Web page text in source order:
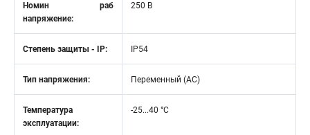
Номин раб
напряжение:
250 В
Степень защиты - IP: IP54
Тип напряжения: Переменный (AC)
Температура
эксплуатации:
-25...40 °C